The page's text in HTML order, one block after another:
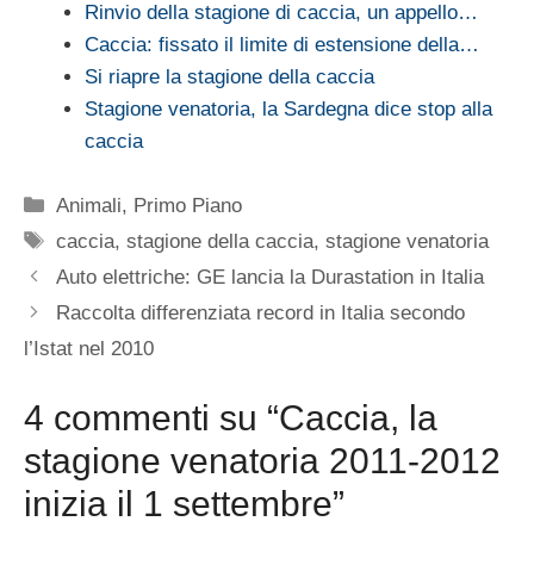
Rinvio della stagione di caccia, un appello…
Caccia: fissato il limite di estensione della…
Si riapre la stagione della caccia
Stagione venatoria, la Sardegna dice stop alla
caccia
Categorie
Animali, Primo Piano
Tag
caccia,stagione della caccia,stagione venatoria
Auto elettriche: GE lancia la Durastation in Italia
Raccolta differenziata record in Italia secondo
l’Istat nel 2010
4 commenti su “Caccia, la
stagione venatoria 2011-2012
inizia il 1 settembre”